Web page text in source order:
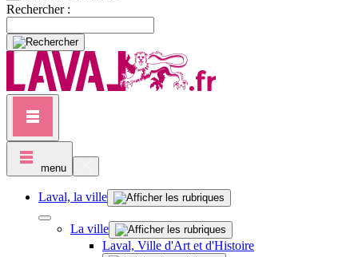
Rechercher :
menu
Laval, la ville
La ville
Laval, Ville d'Art et d'Histoire